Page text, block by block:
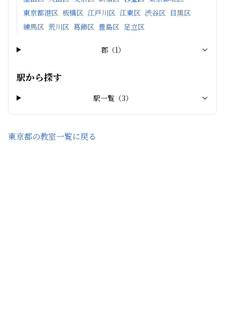
東京都港区 板橋区 江戸川区 江東区 渋谷区 目黒区
練馬区 荒川区 葛飾区 豊島区 足立区
郡 （1）
駅から探す
駅一覧（3）
東京都の教室一覧に戻る